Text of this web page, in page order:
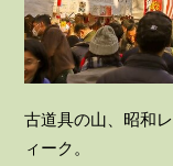
古道具の山、昭和
ィーク。